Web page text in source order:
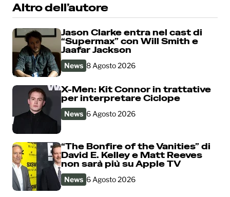
Altro dell’autore
Jason Clarke entra nel cast di
“Supermax” con Will Smith e
Jaafar Jackson
News 8 Agosto 2026
X-Men: Kit Connor in trattative
per interpretare Ciclope
News 6 Agosto 2026
“The Bonfire of the Vanities” di
David E. Kelley e Matt Reeves
non sarà più su Apple TV
News 6 Agosto 2026